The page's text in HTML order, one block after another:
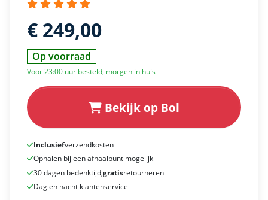
€ 249,00
Op voorraad
Voor 23:00 uur besteld, morgen in huis
Bekijk op Bol
Inclusiefverzendkosten
Ophalen bij een afhaalpunt mogelijk
30 dagen bedenktijd,gratisretourneren
Dag en nacht klantenservice